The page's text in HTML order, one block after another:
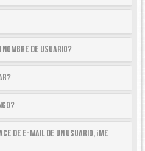
nombre de usuario?
de e-mail de un usuario, ¡me